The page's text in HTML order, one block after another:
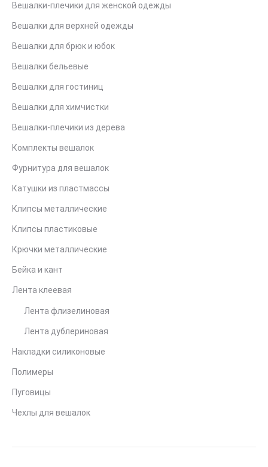
Вешалки-плечики для женской одежды
Вешалки для верхней одежды
Вешалки для брюк и юбок
Вешалки бельевые
Вешалки для гостиниц
Вешалки для химчистки
Вешалки-плечики из дерева
Комплекты вешалок
Фурнитура для вешалок
Катушки из пластмассы
Клипсы металлические
Клипсы пластиковые
Крючки металлические
Бейка и кант
Лента клеевая
Лента флизелиновая
Лента дублериновая
Накладки силиконовые
Полимеры
Пуговицы
Чехлы для вешалок